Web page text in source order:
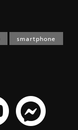
smartphone